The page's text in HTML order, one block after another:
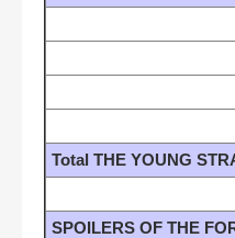
Total THE YOUNG
SPOILERS OF THE